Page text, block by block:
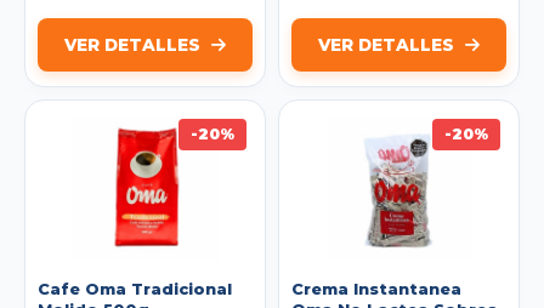
VER DETALLES VER DETALLES
-20%
Cafe Oma Tradicional
-20%
Crema Instantanea